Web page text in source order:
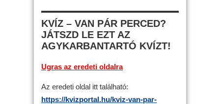
KVÍZ – VAN PÁR PERCED?
JÁTSZD LE EZT AZ
AGYKARBANTARTÓ KVÍZT!
Ugras az eredeti oldalra
Az eredeti oldal itt található:
https://kvizportal.hu/kviz-van-par-